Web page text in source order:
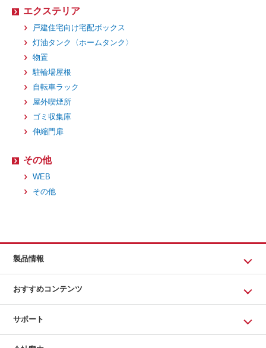
エクステリア
戸建住宅向け宅配ボックス
灯油タンク〈ホームタンク〉
物置
駐輪場屋根
自転車ラック
屋外喫煙所
ゴミ収集庫
伸縮門扉
その他
WEB
その他
製品情報
おすすめコンテンツ
サポート